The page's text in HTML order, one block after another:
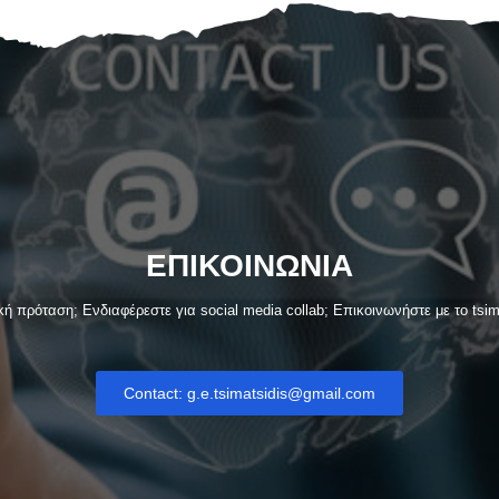
ΕΠΙΚΟΙΝΩΝΙΑ
πρόταση; Ενδιαφέρεστε για social media collab; Eπικοινωνήστε με το
Contact: g.e.tsimatsidis@gmail.com